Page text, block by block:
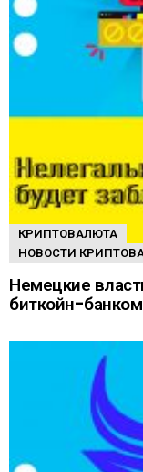
КРИПТОВАЛЮТА
НОВОСТИ
Немецкие
биткойн-